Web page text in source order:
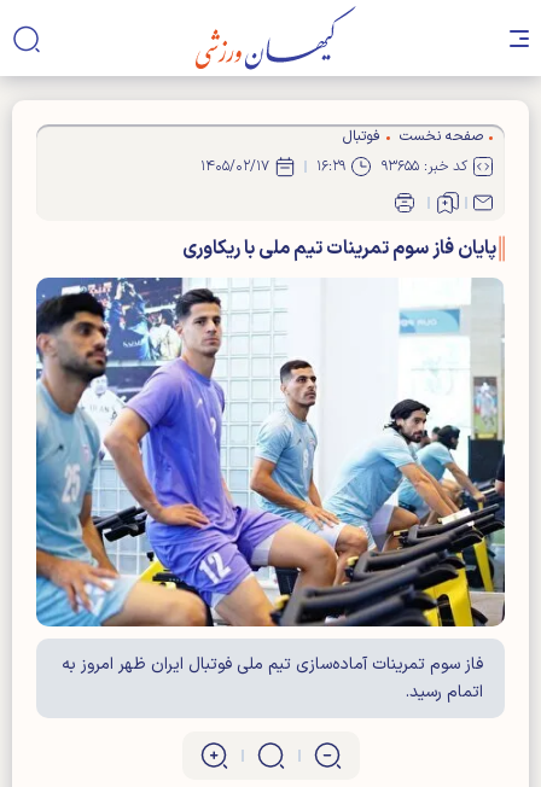
صفحه نخست
فوتبال
کد خبر: ۹۳۶۵۵
۱۶:۲۹ ۱۴۰۵/۰۲/۱۷
پایان فاز سوم تمرینات تیم ملی با ریکاوری
فاز سوم تمرینات آماده‌سازی تیم ملی فوتبال ایران ظهر امروز به
اتمام رسید.